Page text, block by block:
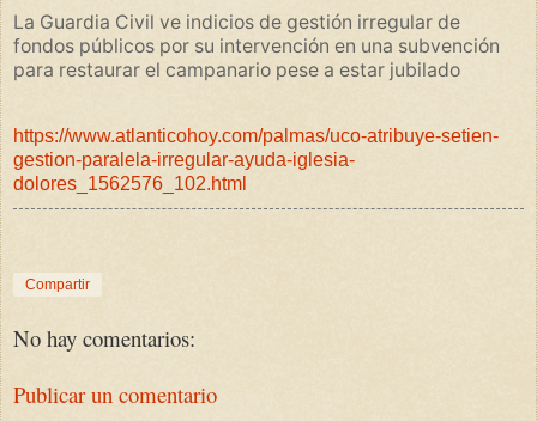
La Guardia Civil ve indicios de gestión irregular de
fondos públicos por su intervención en una subvención
para restaurar el campanario pese a estar jubilado
https://www.atlanticohoy.com/palmas/uco-atribuye-setien-
gestion-paralela-irregular-ayuda-iglesia-
dolores_1562576_102.html
Compartir
No hay comentarios:
Publicar un comentario